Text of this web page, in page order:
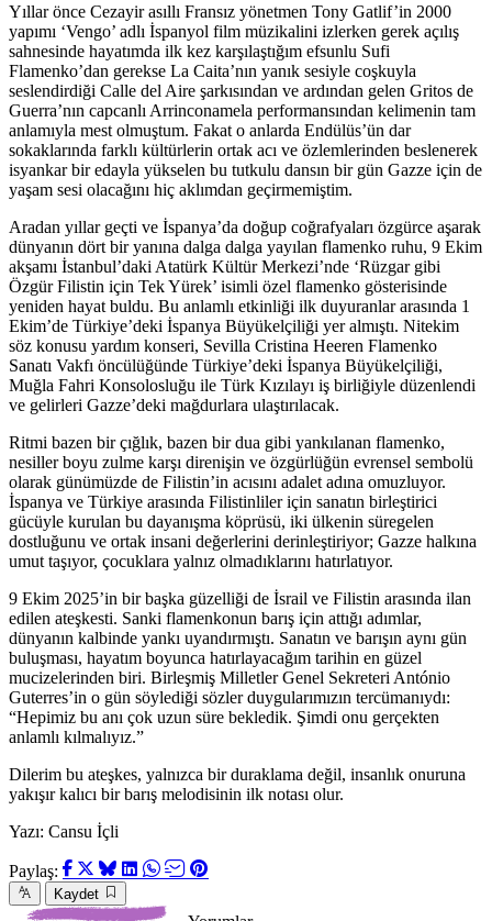
Yıllar önce Cezayir asıllı Fransız yönetmen Tony Gatlif’in 2000
yapımı ‘Vengo’ adlı İspanyol film müzikalini izlerken gerek açılış
sahnesinde hayatımda ilk kez karşılaştığım efsunlu Sufi
Flamenko’dan gerekse La Caita’nın yanık sesiyle coşkuyla
seslendirdiği Calle del Aire şarkısından ve ardından gelen Gritos de
Guerra’nın capcanlı Arrinconamela performansından kelimenin tam
anlamıyla mest olmuştum. Fakat o anlarda Endülüs’ün dar
sokaklarında farklı kültürlerin ortak acı ve özlemlerinden beslenerek
isyankar bir edayla yükselen bu tutkulu dansın bir gün Gazze için de
yaşam sesi olacağını hiç aklımdan geçirmemiştim.
Aradan yıllar geçti ve İspanya’da doğup coğrafyaları özgürce aşarak
dünyanın dört bir yanına dalga dalga yayılan flamenko ruhu, 9 Ekim
akşamı İstanbul’daki Atatürk Kültür Merkezi’nde ‘Rüzgar gibi
Özgür Filistin için Tek Yürek’ isimli özel flamenko gösterisinde
yeniden hayat buldu. Bu anlamlı etkinliği ilk duyuranlar arasında 1
Ekim’de Türkiye’deki İspanya Büyükelçiliği yer almıştı. Nitekim
söz konusu yardım konseri, Sevilla Cristina Heeren Flamenko
Sanatı Vakfı öncülüğünde Türkiye’deki İspanya Büyükelçiliği,
Muğla Fahri Konsolosluğu ile Türk Kızılayı iş birliğiyle düzenlendi
ve gelirleri Gazze’deki mağdurlara ulaştırılacak.
Ritmi bazen bir çığlık, bazen bir dua gibi yankılanan flamenko,
nesiller boyu zulme karşı direnişin ve özgürlüğün evrensel sembolü
olarak günümüzde de Filistin’in acısını adalet adına omuzluyor.
İspanya ve Türkiye arasında Filistinliler için sanatın birleştirici
gücüyle kurulan bu dayanışma köprüsü, iki ülkenin süregelen
dostluğunu ve ortak insani değerlerini derinleştiriyor; Gazze halkına
umut taşıyor, çocuklara yalnız olmadıklarını hatırlatıyor.
9 Ekim 2025’in bir başka güzelliği de İsrail ve Filistin arasında ilan
edilen ateşkesti. Sanki flamenkonun barış için attığı adımlar,
dünyanın kalbinde yankı uyandırmıştı. Sanatın ve barışın aynı gün
buluşması, hayatım boyunca hatırlayacağım tarihin en güzel
mucizelerinden biri. Birleşmiş Milletler Genel Sekreteri António
Guterres’in o gün söylediği sözler duygularımızın tercümanıydı:
“Hepimiz bu anı çok uzun süre bekledik. Şimdi onu gerçekten
anlamlı kılmalıyız.”
Dilerim bu ateşkes, yalnızca bir duraklama değil, insanlık onuruna
yakışır kalıcı bir barış melodisinin ilk notası olur.
Yazı: Cansu İçli
Paylaş:
Kaydet